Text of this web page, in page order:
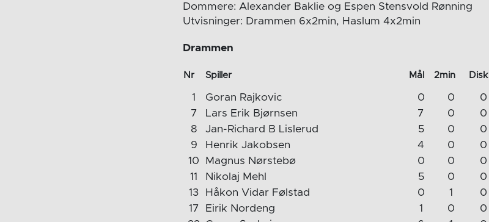
Dommere: Alexander Baklie og Espen Stensvold Rønning
Utvisninger: Drammen 6x2min, Haslum 4x2min
Drammen
Nr Spiller Mål 2min Disk
1 Goran Rajkovic 0 0
0
7
Lars Erik Bjørnsen 7 0
0
8
Jan-Richard B Lislerud 5 0
0
9
Henrik Jakobsen 4 0
0
10
Magnus Nørstebø 0 0
0
11
Nikolaj Mehl 5 0
0
13
Håkon Vidar Følstad 0 1
0
17
Eirik Nordeng 1 0
0